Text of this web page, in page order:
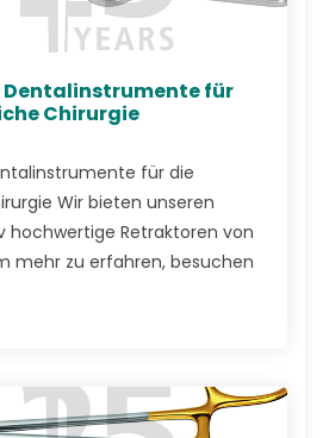
für
Chirurgie
für die
Wir bieten unseren
hochwertige Retraktoren von
mehr zu erfahren, besuchen